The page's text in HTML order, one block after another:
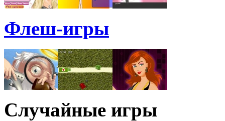
Флеш-игры
Случайные игры